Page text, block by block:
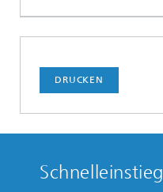
DRUCKEN
Schnelleinstieg